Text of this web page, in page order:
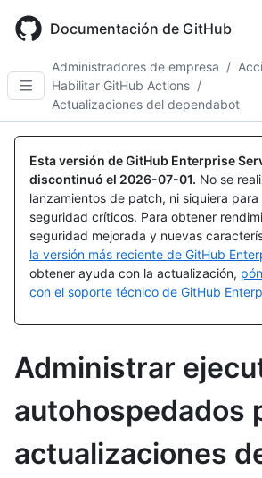
main
Documentación de GitHub
Administradores de empresa /
Habilitar GitHub Actions /
Actualizaciones del dependabot
Esta versión de GitHub Enterprise
discontinuó el 2026-07-01. No se
lanzamientos de patch, ni siquiera
seguridad críticos. Para obtener
seguridad mejorada y nuevas
la versión más reciente de GitHub
obtener ayuda con la actualización,
con el soporte técnico de GitHub
Administrar
autohospedados
actualizaciones